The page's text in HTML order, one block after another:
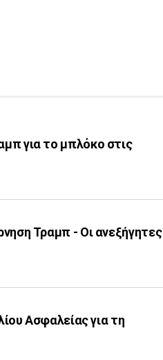
για το μπλόκο στις
Τραμπ - Οι ανεξήγητες
Ασφαλείας για τη